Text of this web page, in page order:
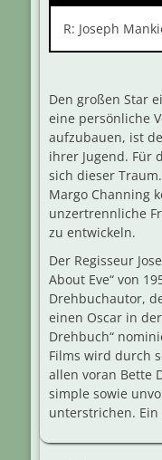
R: Joseph
Den großen Star
eine persönliche
aufzubauen, ist
ihrer Jugend. Für
sich dieser
Margo Channing
unzertrennliche
zu entwickeln.
Der Regisseur
About Eve“ von
Drehbuchautor,
einen Oscar in
Drehbuch“
Films wird durch
allen voran Bette
simple sowie
unterstrichen.